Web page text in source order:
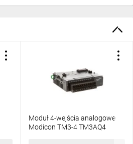
Moduł 4-wejścia analogowe
Modicon TM3-4 TM3AQ4